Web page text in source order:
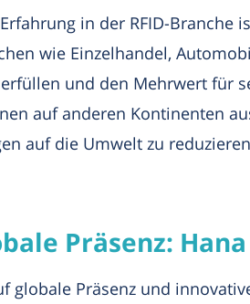
in der RFID-
wie Einzelhandel,
und den Mehrwert für
auf anderen Kontinenten
auf die Umwelt zu
Präsenz:
globale Präsenz und